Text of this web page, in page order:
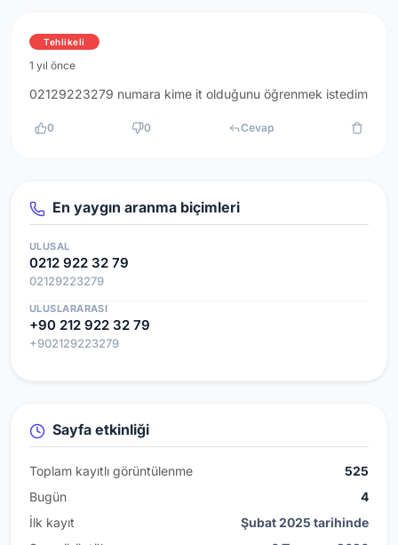
Tehlikeli
1 yıl önce
02129223279 numara kime it olduğunu öğrenmek istedim
0 0 Cevap
En yaygın aranma biçimleri
ULUSAL
0212 922 32 79
02129223279
ULUSLARARASI
+90 212 922 32 79
+902129223279
Sayfa etkinliği
Toplam kayıtlı görüntülenme
525
Bugün
4
İlk kayıt
Şubat 2025 tarihinde